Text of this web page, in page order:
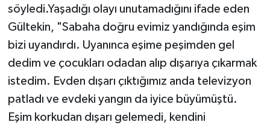
söyledi.Yaşadığı olayı unutamadığını ifade eden
Gültekin, "Sabaha doğru evimiz yandığında eşim
bizi uyandırdı. Uyanınca eşime peşimden gel
dedim ve çocukları odadan alıp dışarıya çıkarmak
istedim. Evden dışarı çıktığımız anda televizyon
patladı ve evdeki yangın da iyice büyümüştü.
Eşim korkudan dışarı gelemedi, kendini